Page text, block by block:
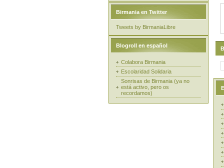
Birmania en Twitter
Tweets by BirmaniaLibre
Blogroll en español
Colabora Birmania
Escolaridad Solidaria
Sonrisas de Birmania (ya no
está activo, pero os
recordamos)